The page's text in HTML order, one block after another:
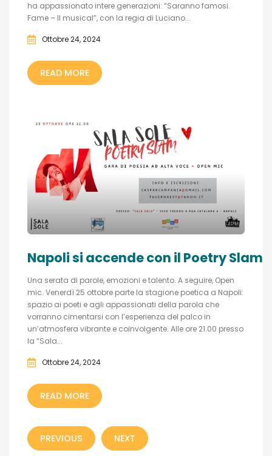
ha appassionato intere generazioni: “Saranno famosi.
Fame – Il musical”, con la regia di Luciano...
Ottobre 24, 2024
READ MORE
Napoli si accende con il Poetry Slam
Una serata di parole, emozioni e talento. A seguire, Open
mic. Venerdì 25 ottobre parte la stagione poetica a Napoli:
spazio ai poeti e agli appassionati della parola che
vorranno cimentarsi con l’esperienza del palco in
un’atmosfera vibrante e coinvolgente. Alle ore 21.00 presso
la “Sala...
Ottobre 24, 2024
READ MORE
PREVIOUS NEXT